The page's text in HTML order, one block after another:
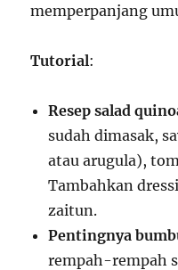
memperpanjang
Tutorial:
Resep salad
sudah dimasak,
atau arugula),
Tambahkan
zaitun.
Pentingnya
rempah-rempah